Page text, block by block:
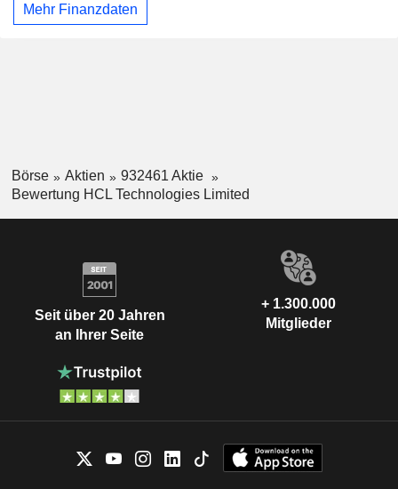
Mehr Finanzdaten
Börse Aktien
932461 Aktie
Bewertung HCL Technologies Limited
Seit über 20 Jahren
an Ihrer Seite
+ 1.300.000
Mitglieder